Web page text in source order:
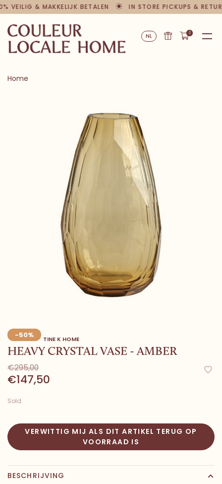
VEILIG & MAKKELIJK BETALEN IN STORE PICKUPS &
NL 0
Home
-50% TINE K HOME
HEAVY CRYSTAL VASE - AMBER
€295,00
€147,50
Sold
VERWITTIG MIJ ALS DIT ARTIKEL TERUG OP
VOORRAAD IS
BESCHRIJVING